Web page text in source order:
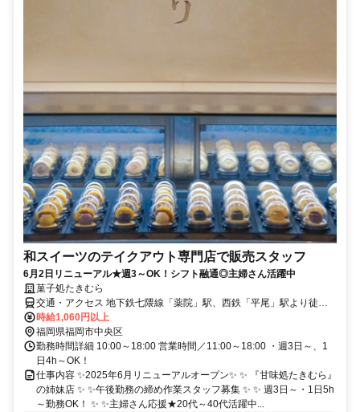
和スイーツのテイクアウト専門店で販売スタッフ
6月2日リニューアル★週3～OK！シフト融通◎主婦さん活躍中
菓子処たきむら
交通・アクセス 地下鉄七隈線「薬院」駅、西鉄「平尾」駅より徒歩7
分
時給1,060円以上
福岡県福岡市中央区
勤務時間詳細 10:00～18:00 営業時間／11:00～18:00 ・週3日～、1
日4h～OK！
仕事内容 ✨2025年6月リニューアルオープン✨ ✨ 『甘味処たきむら』
の姉妹店 ✨ ✨午後勤務の締め作業スタッフ募集 ✨ ✨ 週3日～・1日5h
～勤務OK！ ✨ ✨主婦さん応援★20代～40代活躍中...